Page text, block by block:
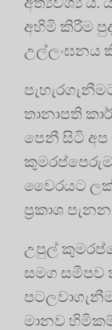
අහිමි කිරීම
උල්ලංඝනය
තානාපති
පෙනී සිටි
වෛරයට
ප්‍රකාශ
උපුල්
සමග සමීපව
මානව